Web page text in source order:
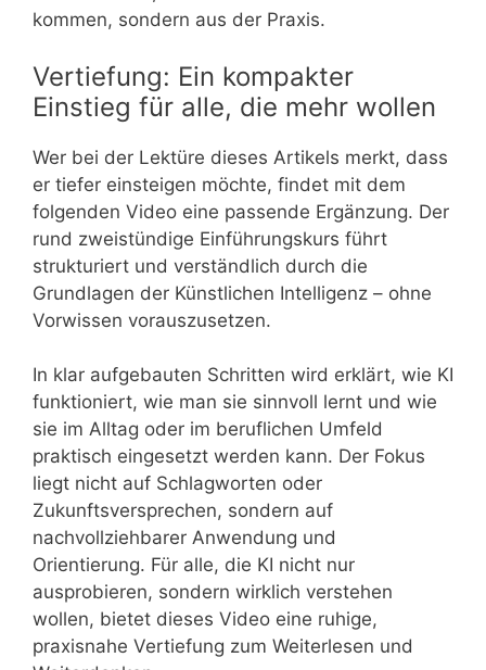
kommen, sondern aus der Praxis.
Vertiefung: Ein kompakter
Einstieg für alle, die mehr wollen
Wer bei der Lektüre dieses Artikels merkt, dass
er tiefer einsteigen möchte, findet mit dem
folgenden Video eine passende Ergänzung. Der
rund zweistündige Einführungskurs führt
strukturiert und verständlich durch die
Grundlagen der Künstlichen Intelligenz – ohne
Vorwissen vorauszusetzen.
In klar aufgebauten Schritten wird erklärt, wie KI
funktioniert, wie man sie sinnvoll lernt und wie
sie im Alltag oder im beruflichen Umfeld
praktisch eingesetzt werden kann. Der Fokus
liegt nicht auf Schlagworten oder
Zukunftsversprechen, sondern auf
nachvollziehbarer Anwendung und
Orientierung. Für alle, die KI nicht nur
ausprobieren, sondern wirklich verstehen
wollen, bietet dieses Video eine ruhige,
praxisnahe Vertiefung zum Weiterlesen und